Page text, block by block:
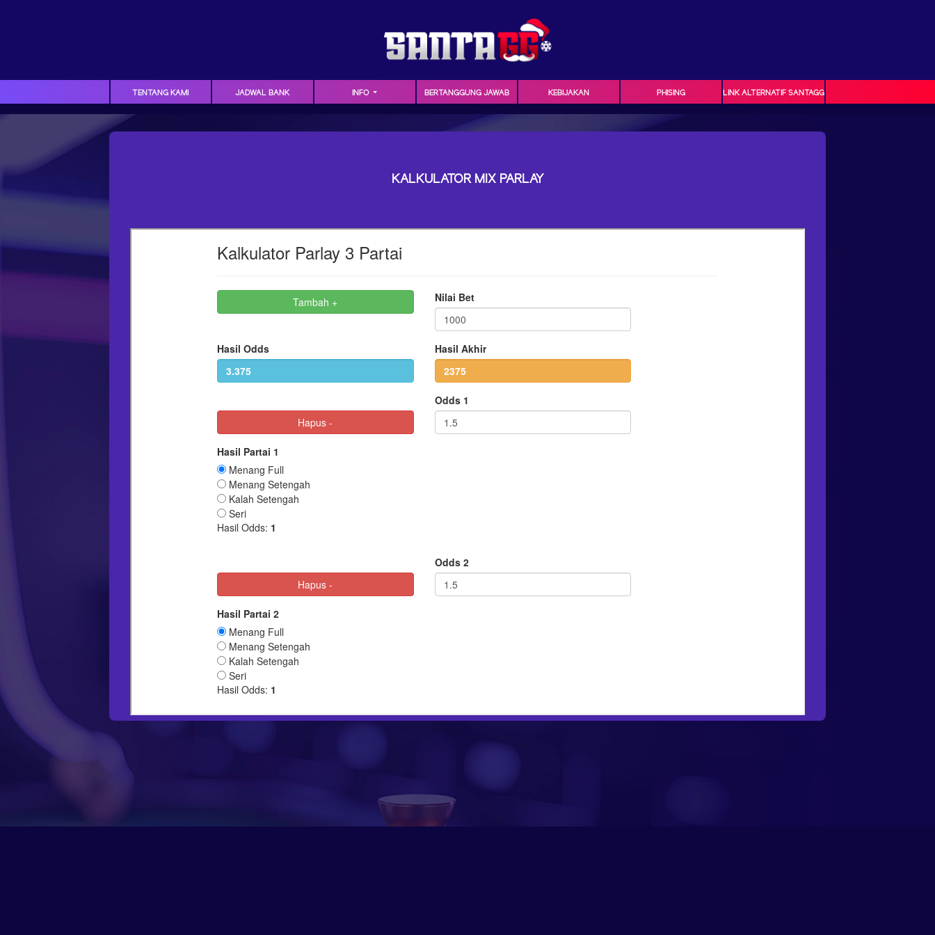
TENTANG KAMI JADWAL BANK INFO BERTANGGUNG JAWAB KEBIJAKAN PHISING LINK ALTERNATIF SANTAGG
KALKULATOR MIX PARLAY